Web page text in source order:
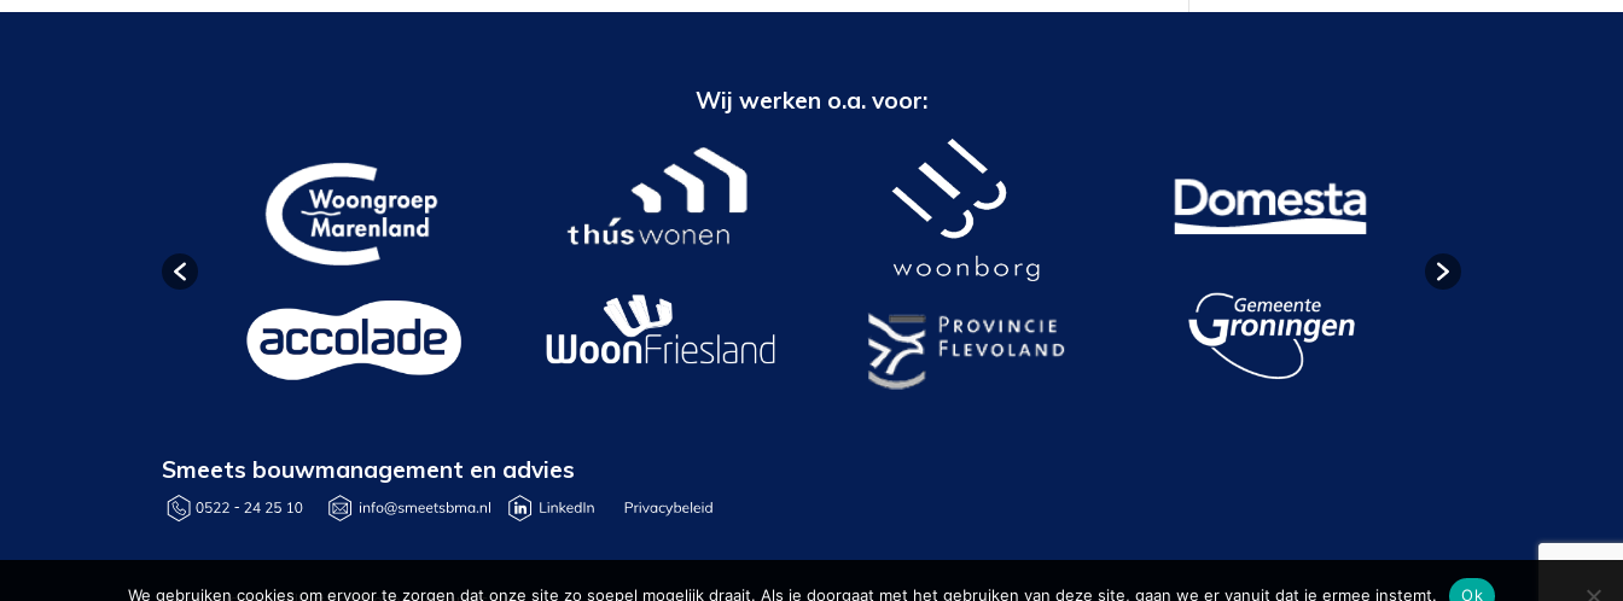
Wij werken o.a. voor:
Smeets bouwmanagement en advies
We gebruiken cookies om ervoor te zorgen dat onze site zo soepel mogelijk draait. Als je doorgaat met het gebruiken van deze site, gaan we er vanuit dat je ermee instemt. Ok